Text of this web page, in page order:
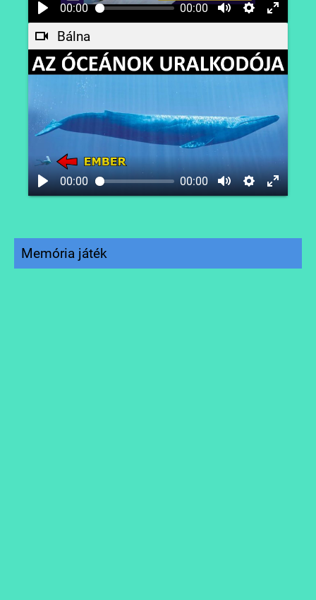
00:00 00:00
Bálna
00:00 00:00
Memória játék